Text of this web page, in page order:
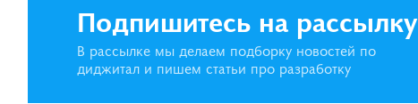
Подпишитесь на рассылку
В рассылке мы делаем подборку новостей по
диджитал и пишем статьи про разработку